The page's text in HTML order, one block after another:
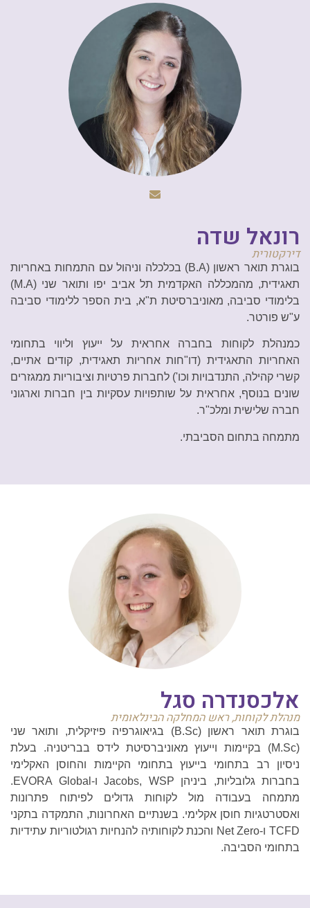
רונאל שדה
דירקטורית
בוגרת תואר ראשון (B.A) בכלכלה וניהול עם התמחות באחריות
תאגידית, מהמכללה האקדמית תל אביב יפו ותואר שני (M.A)
בלימודי סביבה, מאוניברסיטת ת"א, בית הספר ללימודי סביבה
ע"ש פורטר.
כמנהלת לקוחות בחברה אחראית על ייעוץ וליווי בתחומי
האחריות התאגידית (דו"חות אחריות תאגידית, קודים אתיים,
קשרי קהילה, התנדבויות וכו') לחברות פרטיות וציבוריות ממגזרים
שונים בנוסף, אחראית על שותפויות עסקיות בין חברות וארגוני
חברה שלישית ומלכ"ר.
מתמחה בתחום הסביבתי.
אלכסנדרה סגל
מנהלת לקוחות, ראש המחלקה הבינלאומית
בוגרת תואר ראשון (B.Sc) בגיאוגרפיה פיזיקלית, ותואר שני
(M.Sc) בקיימות וייעוץ מאוניברסיטת לידס בבריטניה. בעלת
ניסיון רב בתחומי בייעוץ בתחומי הקיימות והחוסן האקלימי
בחברות גלובליות, ביניהן Jacobs, WSP ו-EVORA Global.
מתמחה בעבודה מול לקוחות גדולים לפיתוח פתרונות
ואסטרטגיות חוסן אקלימי. בשנתיים האחרונות, התמקדה בתקני
TCFD ו-Net Zero והכנת לקוחותיה להנחיות רגולטוריות עתידיות
בתחומי הסביבה.